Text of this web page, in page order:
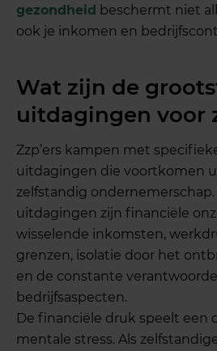
gezondheid beschermt niet
ook je inkomen en
Wat zijn de
uitdagingen voor
Zzp’ers kampen met
uitdagingen die voortkomen
zelfstandig
uitdagingen zijn financiële
wisselende inkomsten,
grenzen, isolatie door het
en de constante
bedrijfsaspecten.
De financiële druk speelt een
mentale stress. Als